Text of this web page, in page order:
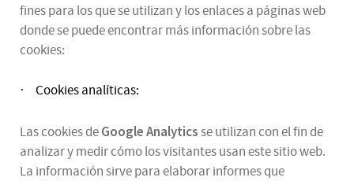
fines para los que se utilizan y los enlaces a páginas web
donde se puede encontrar más información sobre las
cookies:
· Cookies analíticas:
Las cookies deGoogle Analyticsse utilizan con el fin de
analizar y medir cómo los visitantes usan este sitio web.
La información sirve para elaborar informes que